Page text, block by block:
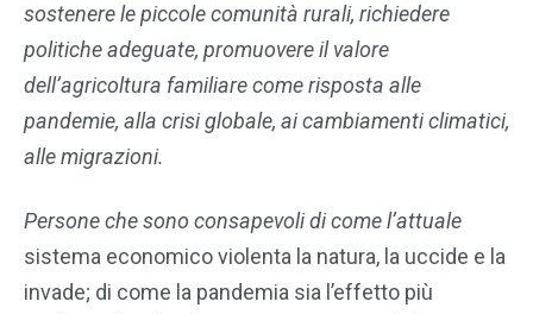
sostenere le piccole comunità rurali, richiedere
politiche adeguate, promuovere il valore
dell’agricoltura familiare come risposta alle
pandemie, alla crisi globale, ai cambiamenti climatici,
alle migrazioni.
Persone che sono consapevoli di come l’attuale
sistema economico violenta la natura, la uccide e la
invade; di come la pandemia sia l’effetto più